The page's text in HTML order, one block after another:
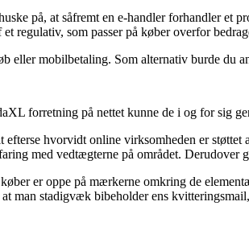
på, at såfremt en e-handler forhandler et
regulativ, som passer på køber overfor
eller mobilbetaling. Som alternativ burde du
forretning på nettet kunne de i og for sig
efterse hvorvidt online virksomheden er
med vedtægterne på området.
er oppe på mærkerne omkring de
at man stadigvæk bibeholder ens